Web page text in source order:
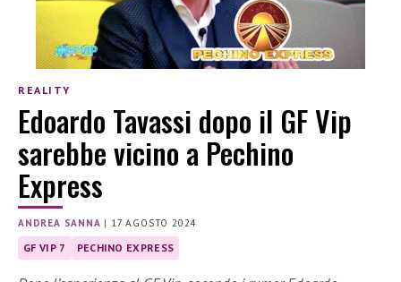
REALITY
Edoardo Tavassi dopo il GF Vip
sarebbe vicino a Pechino
Express
ANDREA SANNA | 17 AGOSTO 2024
GF VIP 7 PECHINO EXPRESS